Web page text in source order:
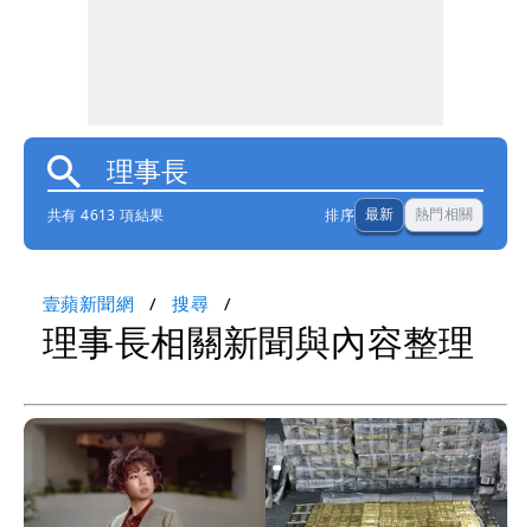
共有 4613 項結果 排序 最新 熱門相關
壹蘋新聞網 搜尋
理事長相關新聞與內容整理